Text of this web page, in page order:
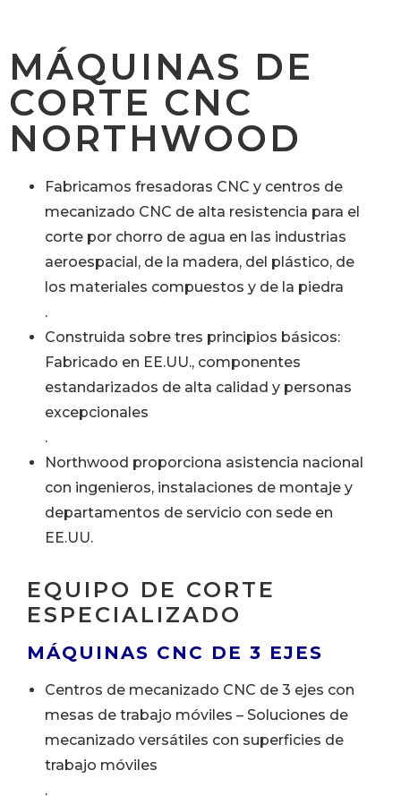
MÁQUINAS DE
CORTE CNC
NORTHWOOD
Fabricamos fresadoras CNC y centros de
mecanizado CNC de alta resistencia para el
corte por chorro de agua en las industrias
aeroespacial, de la madera, del plástico, de
los materiales compuestos y de la piedra
.
Construida sobre tres principios básicos:
Fabricado en EE.UU., componentes
estandarizados de alta calidad y personas
excepcionales
.
Northwood proporciona asistencia nacional
con ingenieros, instalaciones de montaje y
departamentos de servicio con sede en
EE.UU.
EQUIPO DE CORTE
ESPECIALIZADO
MÁQUINAS CNC DE 3 EJES
Centros de mecanizado CNC de 3 ejes con
mesas de trabajo móviles – Soluciones de
mecanizado versátiles con superficies de
trabajo móviles
.